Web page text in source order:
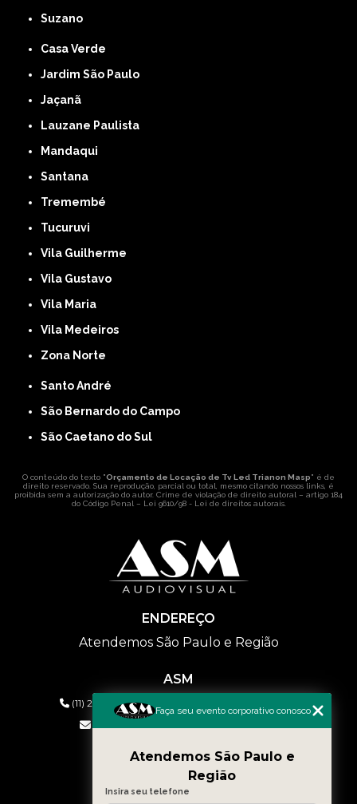
Suzano
Casa Verde
Jardim São Paulo
Jaçanã
Lauzane Paulista
Mandaqui
Santana
Tremembé
Tucuruvi
Vila Guilherme
Vila Gustavo
Vila Maria
Vila Medeiros
Zona Norte
Santo André
São Bernardo do Campo
São Caetano do Sul
O conteúdo do texto "Orçamento de Locação de Tv Led Trianon Masp" é de
direito reservado. Sua reprodução, parcial ou total, mesmo citando nossos links, é
proibida sem a autorização do autor. Crime de violação de direito autoral – artigo 184
do Código Penal – Lei 9610/98 - Lei de direitos autorais.
ENDEREÇO
Atendemos São Paulo e Região
ASM
(11) 2626-2019 (11) 99577-9954
MENU
HOME
Faça seu evento corporativo conosco
Atendemos São Paulo e
Região
Insira seu telefone